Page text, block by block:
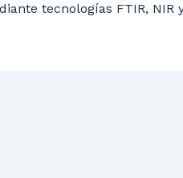
tecnologías FTIR, NIR